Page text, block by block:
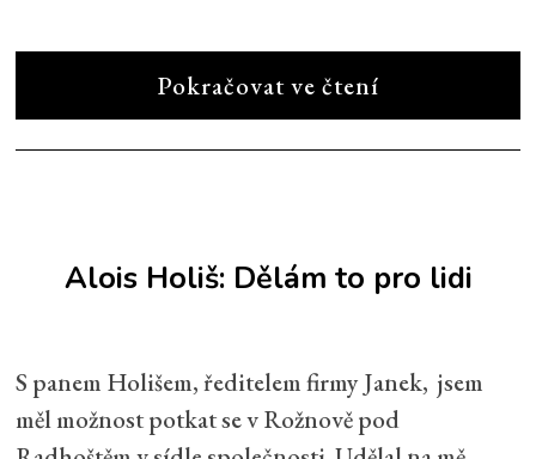
Pokračovat ve čtení
Alois Holiš: Dělám to pro lidi
S panem Holišem, ředitelem firmy Janek, jsem
měl možnost potkat se v Rožnově pod